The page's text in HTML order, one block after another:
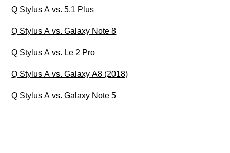
Q Stylus A vs. 5.1 Plus
Q Stylus A vs. Galaxy Note 8
Q Stylus A vs. Le 2 Pro
Q Stylus A vs. Galaxy A8 (2018)
Q Stylus A vs. Galaxy Note 5